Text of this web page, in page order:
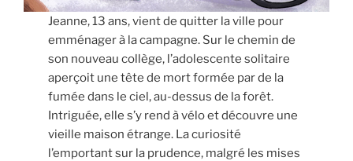
Jeanne, 13 ans, vient de quitter la ville pour
emménager à la campagne. Sur le chemin de
son nouveau collège, l’adolescente solitaire
aperçoit une tête de mort formée par de la
fumée dans le ciel, au-dessus de la forêt.
Intriguée, elle s’y rend à vélo et découvre une
vieille maison étrange. La curiosité
l’emportant sur la prudence, malgré les mises